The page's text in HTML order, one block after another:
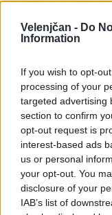
Velenjčan - Do
Information
If you wish to opt-
processing of your
targeted advertising
section to confirm
opt-out request is
interest-based ads
us or personal
your opt-out. You
disclosure of your
IAB’s list of